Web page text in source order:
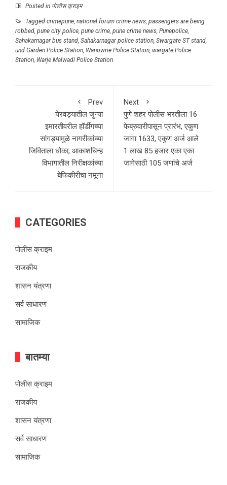
Posted in पोलीस क्राइम
Tagged crimepune, national forum crime news, passengers are being
robbed, pune city police, pune crime, pune crime news, Punepolice,
Sahakarnagar bus stand, Sahakarnagar police station, Swargate ST stand,
und Garden Police Station, Wanowrie Police Station, wargate Police
Station, Warje Malwadi Police Station
Prev
येरवड्यातील जुन्या
इमारतीवरील हॉर्डींगच्या
सांगड्यामुळे नागरीकांच्या
जिविताला धोका, आकाशचिन्ह
विभागातील निरीक्षकांच्या
बेफिकीरीचा नमूना
Next
पुणे शहर पोलीस भरतीला 16
फेब्रुवारीपासून प्रारंभ, एकुण
जागा 1633, एकुण अर्ज आले
1 लाख 85 हजार एका एका
जागेसाठी 105 जणांचे अर्ज
CATEGORIES
पोलीस क्राइम
राजकीय
शासन यंत्रणा
सर्व साधारण
सामाजिक
बातम्या
पोलीस क्राइम
राजकीय
शासन यंत्रणा
सर्व साधारण
सामाजिक